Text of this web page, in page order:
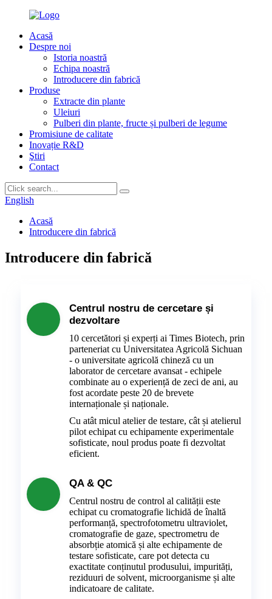
Acasă
Despre noi
Istoria noastră
Echipa noastră
Introducere din fabrică
Produse
Extracte din plante
Uleiuri
Pulberi din plante, fructe și pulberi de legume
Promisiune de calitate
Inovație R&D
Ştiri
Contact
English
Acasă
Introducere din fabrică
Introducere din fabrică
Centrul nostru de cercetare și
dezvoltare
10 cercetători și experți ai Times Biotech, prin
parteneriat cu Universitatea Agricolă Sichuan
- o universitate agricolă chineză cu un
laborator de cercetare avansat - echipele
combinate au o experiență de zeci de ani, au
fost acordate peste 20 de brevete
internaționale și naționale.
Cu atât micul atelier de testare, cât și atelierul
pilot echipat cu echipamente experimentale
sofisticate, noul produs poate fi dezvoltat
eficient.
QA & QC
Centrul nostru de control al calității este
echipat cu cromatografie lichidă de înaltă
performanță, spectrofotometru ultraviolet,
cromatografie de gaze, spectrometru de
absorbție atomică și alte echipamente de
testare sofisticate, care pot detecta cu
exactitate conținutul produsului, impurități,
reziduuri de solvent, microorganisme și alte
indicatoare de calitate.